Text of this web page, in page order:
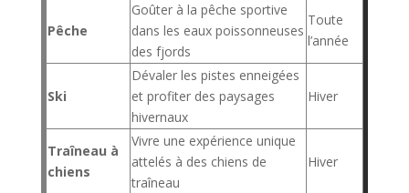
Pêche
Goûter à la pêche sportive
dans les eaux poissonneuses
des fjords
Toute
l’année
Ski
Dévaler les pistes enneigées
et profiter des paysages
hivernaux
Hiver
Traîneau à
chiens
Vivre une expérience unique
attelés à des chiens de
traîneau
Hiver